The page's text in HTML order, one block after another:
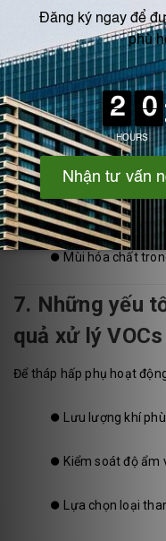
⏺️ Khu vực sử
⏺️Hệ thống hút mùi
Ngành hóa chất
Tháp hấp phụ xử lý:
⏺️VOCs từ bồn
⏺️Khí thải từ quá
⏺️ Mùi hóa chất
7. Những yếu
quả xử lý VOCs
Để tháp hấp phụ hoạt
⏺️ Lưu lượng khí
⏺️ Kiểm soát độ ẩm
⏺️ Lựa chọn loại